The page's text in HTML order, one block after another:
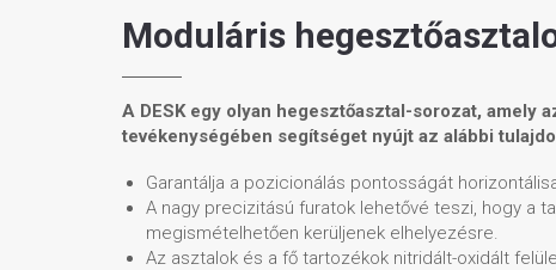
Moduláris
A DESK egy olyan hegesztőasztal-sorozat, amely
tevékenységében segítséget nyújt az alábbi
Garantálja a pozicionálás pontosságát
A nagy precizitású furatok lehetővé teszi, hogy a
megismételhetően kerüljenek elhelyezésre.
Az asztalok és a fő tartozékok nitridált-oxidált